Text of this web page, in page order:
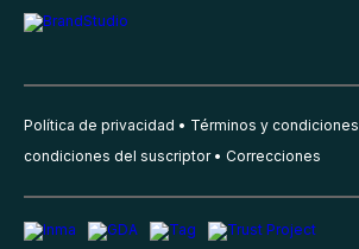
Política de privacidad Términos y condiciones
condiciones del suscriptor
Correcciones